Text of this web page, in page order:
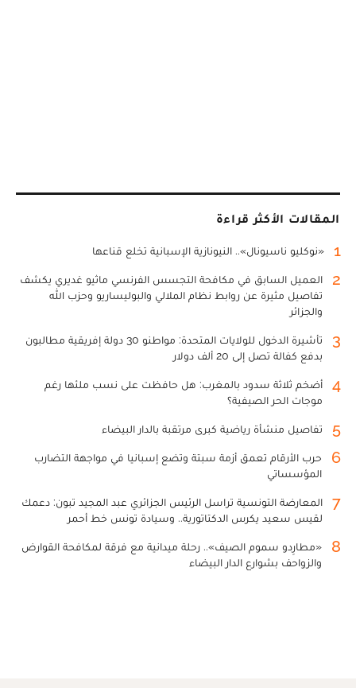
المقالات الأكثر قراءة
1 «نوكليو ناسيونال».. النيونازية الإسبانية تخلع قناعها
2
العميل السابق في مكافحة التجسس الفرنسي ماثيو غديري يكشف
تفاصيل مثيرة عن روابط نظام الملالي والبوليساريو وحزب الله
والجزائر
3
تأشيرة الدخول للولايات المتحدة: مواطنو 30 دولة إفريقية مطالبون
بدفع كفالة تصل إلى 20 ألف دولار
4
أضخم ثلاثة سدود بالمغرب: هل حافظت على نسب ملئها رغم
موجات الحر الصيفية؟
5 تفاصيل منشأة رياضية كبرى مرتقبة بالدار البيضاء
6
حرب الأرقام تعمق أزمة سبتة وتضع إسبانيا في مواجهة التضارب
المؤسساتي
7
المعارضة التونسية تراسل الرئيس الجزائري عبد المجيد تبون: دعمك
لقيس سعيد يكرس الدكتاتورية.. وسيادة تونس خط أحمر
8
«مطارِدو سموم الصيف».. رحلة ميدانية مع فرقة لمكافحة القوارض
والزواحف بشوارع الدار البيضاء